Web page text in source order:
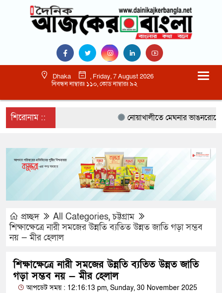
Dhaka
, Friday, 7 August 2026
নিবন্ধন নাম্বারঃ ১১০, কোড নাম্বারঃ ৯২
শিরোনাম :: নোয়াখালীতে মেঘনার ভাঙনরোধে
প্রচ্ছদ All Categories,চট্টগ্রাম
শিক্ষাক্ষেত্রে নারী সমজের উন্নতি ব্যতিত উন্নত জাতি গড়া সম্ভব
নয় — মীর হেলাল
শিক্ষাক্ষেত্রে নারী সমজের উন্নতি ব্যতিত উন্নত জাতি
গড়া সম্ভব নয় — মীর হেলাল
আপডেট সময় : 12:16:13 pm, Sunday, 30 November 2025